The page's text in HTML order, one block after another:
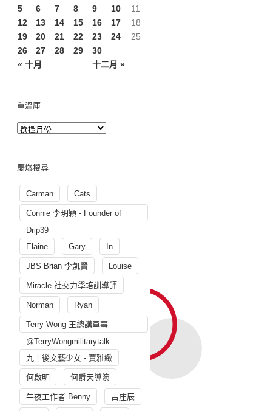
« 十月 十二月 »
5
6 7 8 9 10
11
12
13 14 15 16 17
18
19
20 21 22 23 24
25
26
27 28 29 30
重溫庫
慶爆搜尋
Carman Cats
Connie 李玥穎 - Founder of
Drip39
Elaine
Gary In
JBS Brian 李凱賢 Louise
Miracle 社交力學培訓導師
Norman Ryan
Terry Wong 王總講軍事
@TerryWongmilitarytalk
九十後文藝少女 - 賈雅緻
何啟明 何爵天導演
午夜工作者 Benny 古庄辰